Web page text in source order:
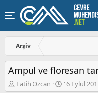
Arşiv
Ampul ve floresan
K
Fatih Özcan
B16 Eylül